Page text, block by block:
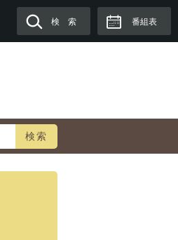
検 索 番組表
検索